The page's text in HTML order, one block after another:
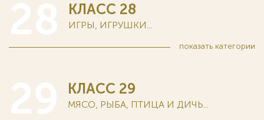
КЛАСС 28
ИГРЫ, ИГРУШКИ...
показать категории
КЛАСС 29
МЯСО, РЫБА, ПТИЦА И ДИЧЬ...